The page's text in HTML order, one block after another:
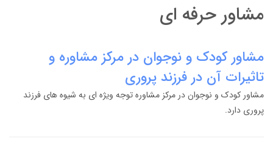
مشاور حرفه ای
مشاور کودک و نوجوان در مرکز مشاوره و
تاثیرات آن در فرزند پروری
مشاور کودک و نوجوان در مرکز مشاوره توجه ویژه ای به شیوه های فرزند
پروری دارد.